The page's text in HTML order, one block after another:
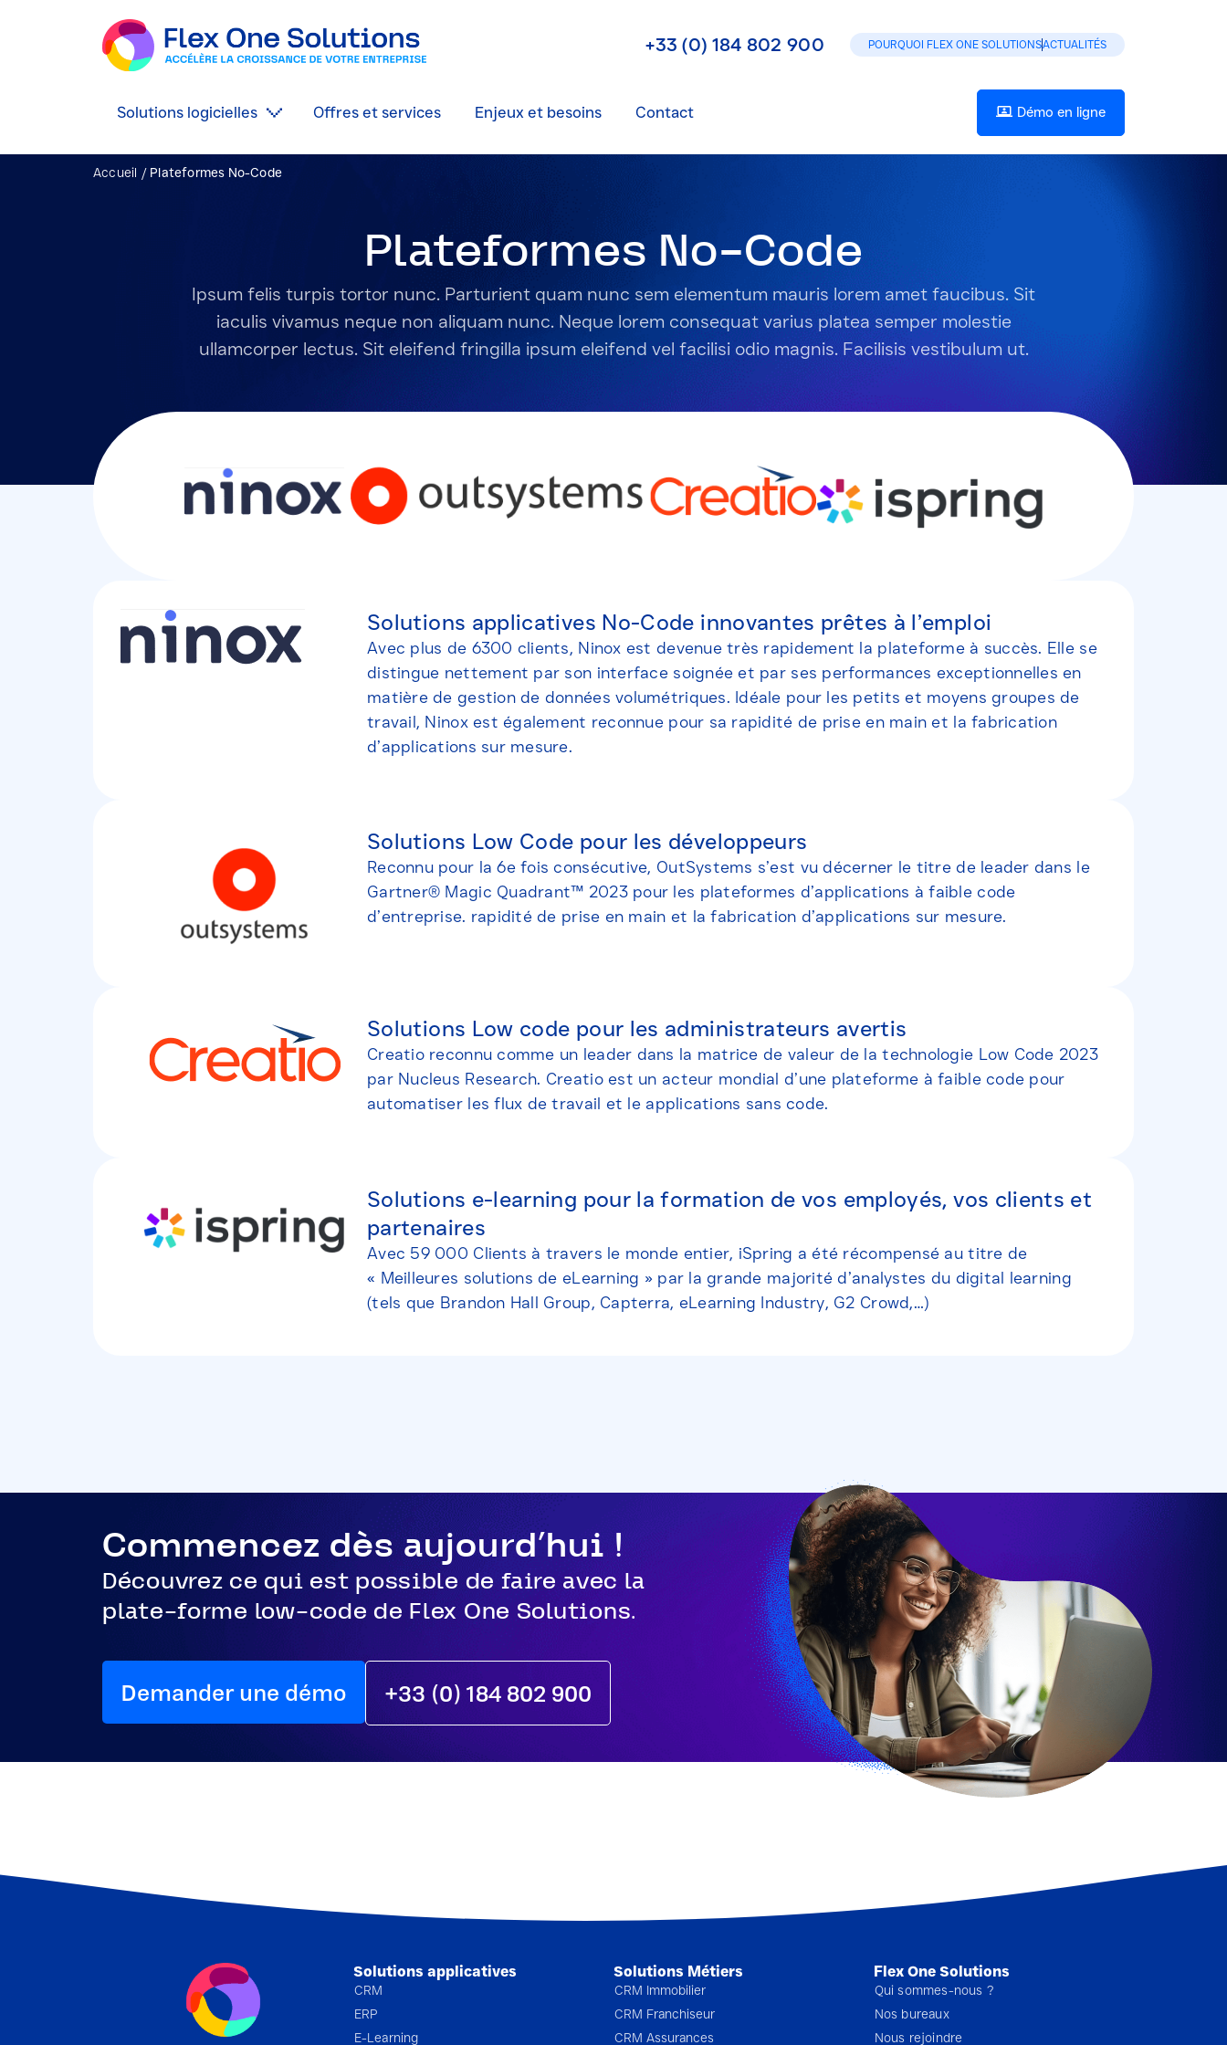
+33 (0) 184 802 900 POURQUOI FLEX ONE SOLUTIONSACTUALITÉS
Solutions logicielles Offres et services Enjeux et besoins Contact Démo en ligne
Accueil / Plateformes No-Code
Plateformes No-Code
Ipsum felis turpis tortor nunc. Parturient quam nunc sem elementum mauris lorem amet faucibus. Sit
iaculis vivamus neque non aliquam nunc. Neque lorem consequat varius platea semper molestie
ullamcorper lectus. Sit eleifend fringilla ipsum eleifend vel facilisi odio magnis. Facilisis vestibulum ut.
Solutions applicatives No-Code innovantes prêtes à l’emploi
Avec plus de 6300 clients, Ninox est devenue très rapidement la plateforme à succès. Elle se
distingue nettement par son interface soignée et par ses performances exceptionnelles en
matière de gestion de données volumétriques. Idéale pour les petits et moyens groupes de
travail, Ninox est également reconnue pour sa rapidité de prise en main et la fabrication
d’applications sur mesure.
Solutions Low Code pour les développeurs
Reconnu pour la 6e fois consécutive, OutSystems s’est vu décerner le titre de leader dans le
Gartner® Magic Quadrant™ 2023 pour les plateformes d’applications à faible code
d’entreprise. rapidité de prise en main et la fabrication d’applications sur mesure.
Solutions Low code pour les administrateurs avertis
Creatio reconnu comme un leader dans la matrice de valeur de la technologie Low Code 2023
par Nucleus Research. Creatio est un acteur mondial d’une plateforme à faible code pour
automatiser les flux de travail et le applications sans code.
Solutions e-learning pour la formation de vos employés, vos clients et
partenaires
Avec 59 000 Clients à travers le monde entier, iSpring a été récompensé au titre de
« Meilleures solutions de eLearning » par la grande majorité d’analystes du digital learning
(tels que Brandon Hall Group, Capterra, eLearning Industry, G2 Crowd,…)
Commencez dès aujourd'hui !
Découvrez ce qui est possible de faire avec la
plate-forme low-code de Flex One Solutions.
Demander une démo +33 (0) 184 802 900
Solutions applicatives
CRM
ERP
E-Learning
Solutions Métiers
CRM Immobilier
CRM Franchiseur
CRM Assurances
Flex One Solutions
Qui sommes-nous ?
Nos bureaux
Nous rejoindre